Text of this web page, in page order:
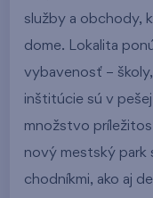
služby a obchody,
dome. Lokalita
vybavenosť –
inštitúcie sú v
množstvo
nový mestský park
chodníkmi, ako aj